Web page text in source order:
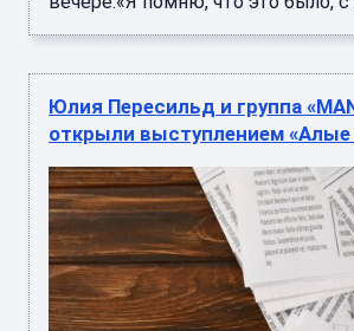
Юлия Пересильд и группа
открыли выступлением «Алые